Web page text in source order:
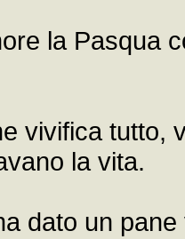
la Pasqua
tutto,
la vita.
un pane